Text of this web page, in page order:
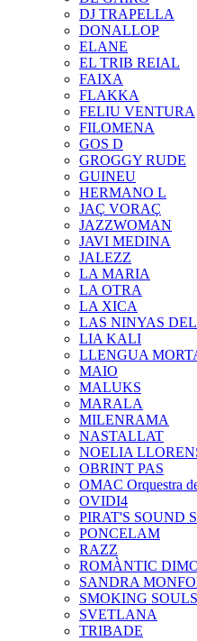
DJ TRAPELLA
DONALLOP
ELANE
EL TRIB REIAL
FAIXA
FLAKKA
FELIU VENTURA
FILOMENA
GOS D
GROGGY RUDE
GUINEU
HERMANO L
JAÇ VORAÇ
JAZZWOMAN
JAVI MEDINA
JALEZZ
LA MARIA
LA OTRA
LA XICA
LAS NINYAS
LIA KALI
LLENGUA
MAIO
MALUKS
MARALA
MILENRAMA
NASTALLAT
NOELIA
OBRINT PAS
OMAC Orquestra
OVIDI4
PIRAT'S SOUND
PONCELAM
RAZZ
ROMÀNTIC
SANDRA
SMOKING SOULS
SVETLANA
TRIBADE